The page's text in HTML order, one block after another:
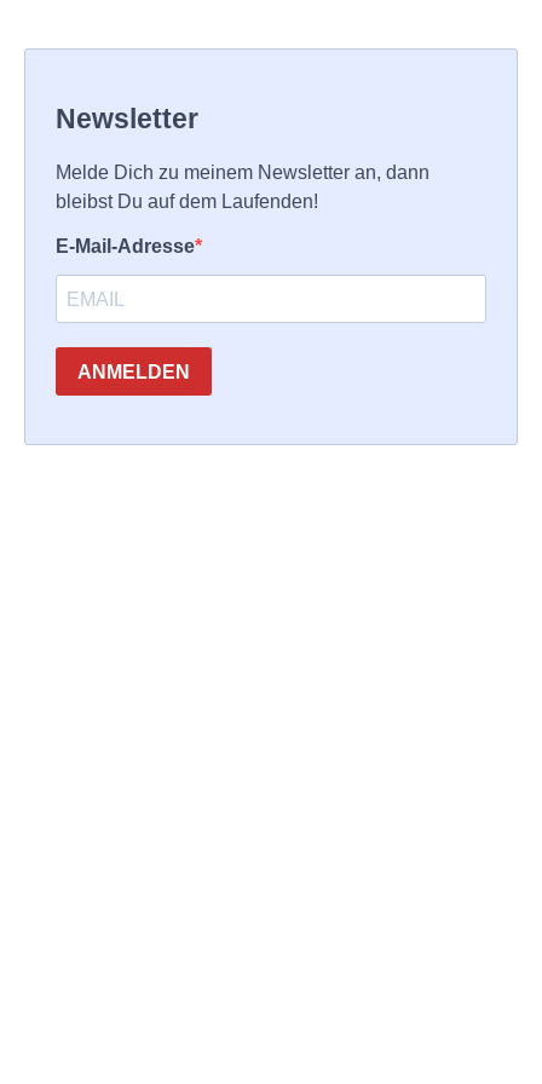
Newsletter
Melde Dich zu meinem Newsletter an, dann
bleibst Du auf dem Laufenden!
E-Mail-Adresse
ANMELDEN